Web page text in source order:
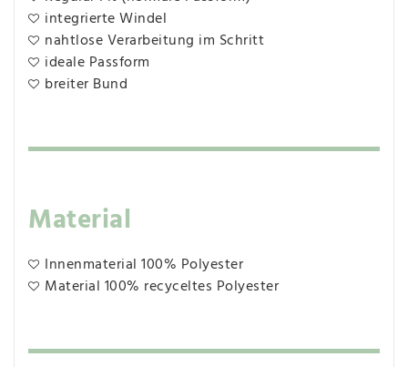
integrierte Windel
nahtlose Verarbeitung im Schritt
ideale Passform
breiter Bund
Material
Innenmaterial 100% Polyester
Material 100% recyceltes Polyester